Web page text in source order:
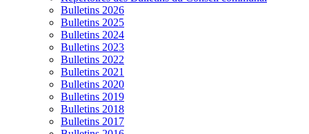
Bulletins 2026
Bulletins 2025
Bulletins 2024
Bulletins 2023
Bulletins 2022
Bulletins 2021
Bulletins 2020
Bulletins 2019
Bulletins 2018
Bulletins 2017